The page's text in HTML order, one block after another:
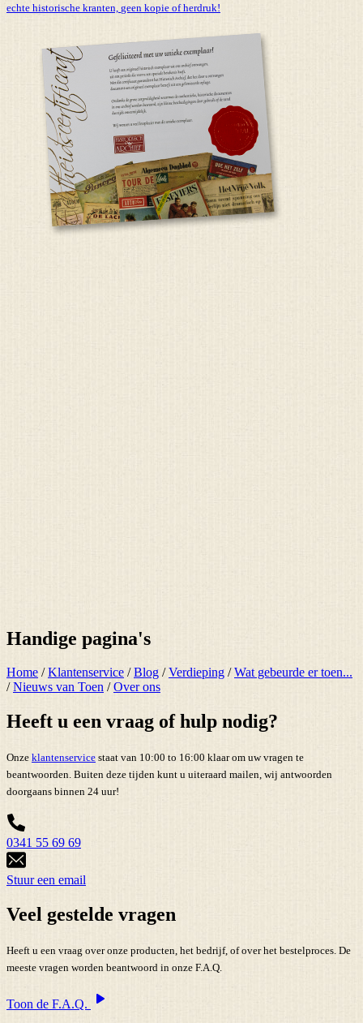
echte historische kranten, geen kopie of herdruk!
Handige pagina's
Home /Klantenservice /Blog /Verdieping /Wat gebeurde er toen...
/Nieuws van Toen /Over ons
Heeft u een vraag of hulp nodig?
Onze klantenservice staat van 10:00 to 16:00 klaar om uw vragen te
beantwoorden. Buiten deze tijden kunt u uiteraard mailen, wij antwoorden
doorgaans binnen 24 uur!
0341 55 69 69
Stuur een email
Veel gestelde vragen
Heeft u een vraag over onze producten, het bedrijf, of over het bestelproces. De
meeste vragen worden beantwoord in onze F.A.Q.
Toon de F.A.Q.